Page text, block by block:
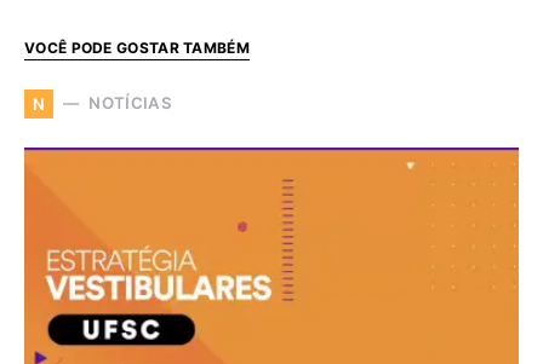
VOCÊ PODE GOSTAR TAMBÉM
N NOTÍCIAS